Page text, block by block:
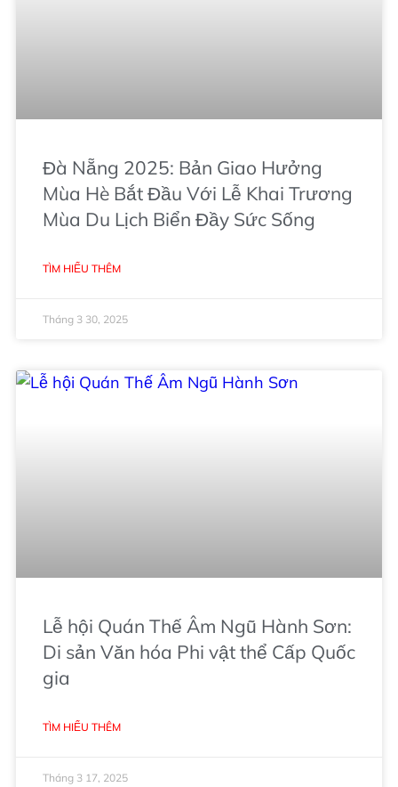
Đà Nẵng 2025: Bản Giao Hưởng
Mùa Hè Bắt Đầu Với Lễ Khai Trương
Mùa Du Lịch Biển Đầy Sức Sống
TÌM HIỂU THÊM
Tháng 3 30, 2025
Lễ hội Quán Thế Âm Ngũ Hành Sơn:
Di sản Văn hóa Phi vật thể Cấp Quốc
gia
TÌM HIỂU THÊM
Tháng 3 17, 2025